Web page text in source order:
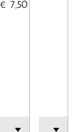
€ 7,50